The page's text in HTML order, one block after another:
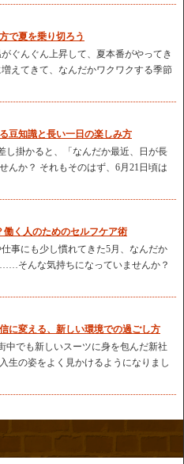
で夏を乗り切ろう
ぐんぐん上昇して、夏本番がやってき
えてきて、なんだかワクワクする季節
豆知識と長い一日の楽しみ方
し掛かると、「なんだか最近、日が長
んか？ それもそのはず、6月21日頃は
く人のためのセルフケア術
事にも少し慣れてきた5月、なんだか
そんな気持ちになっていませんか？
に変える、新しい環境での過ごし方
中でも新しいスーツに身を包んだ新社
生の姿をよく見かけるようになりまし